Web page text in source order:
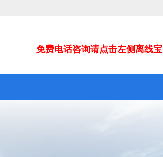
免费电话咨询请点击左侧离线宝